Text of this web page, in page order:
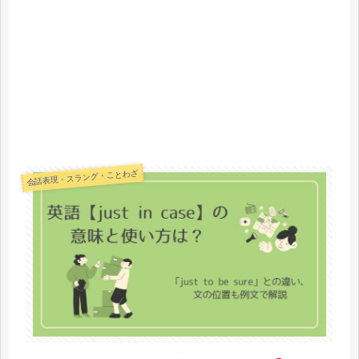
会話表現・スラング・ことわざ